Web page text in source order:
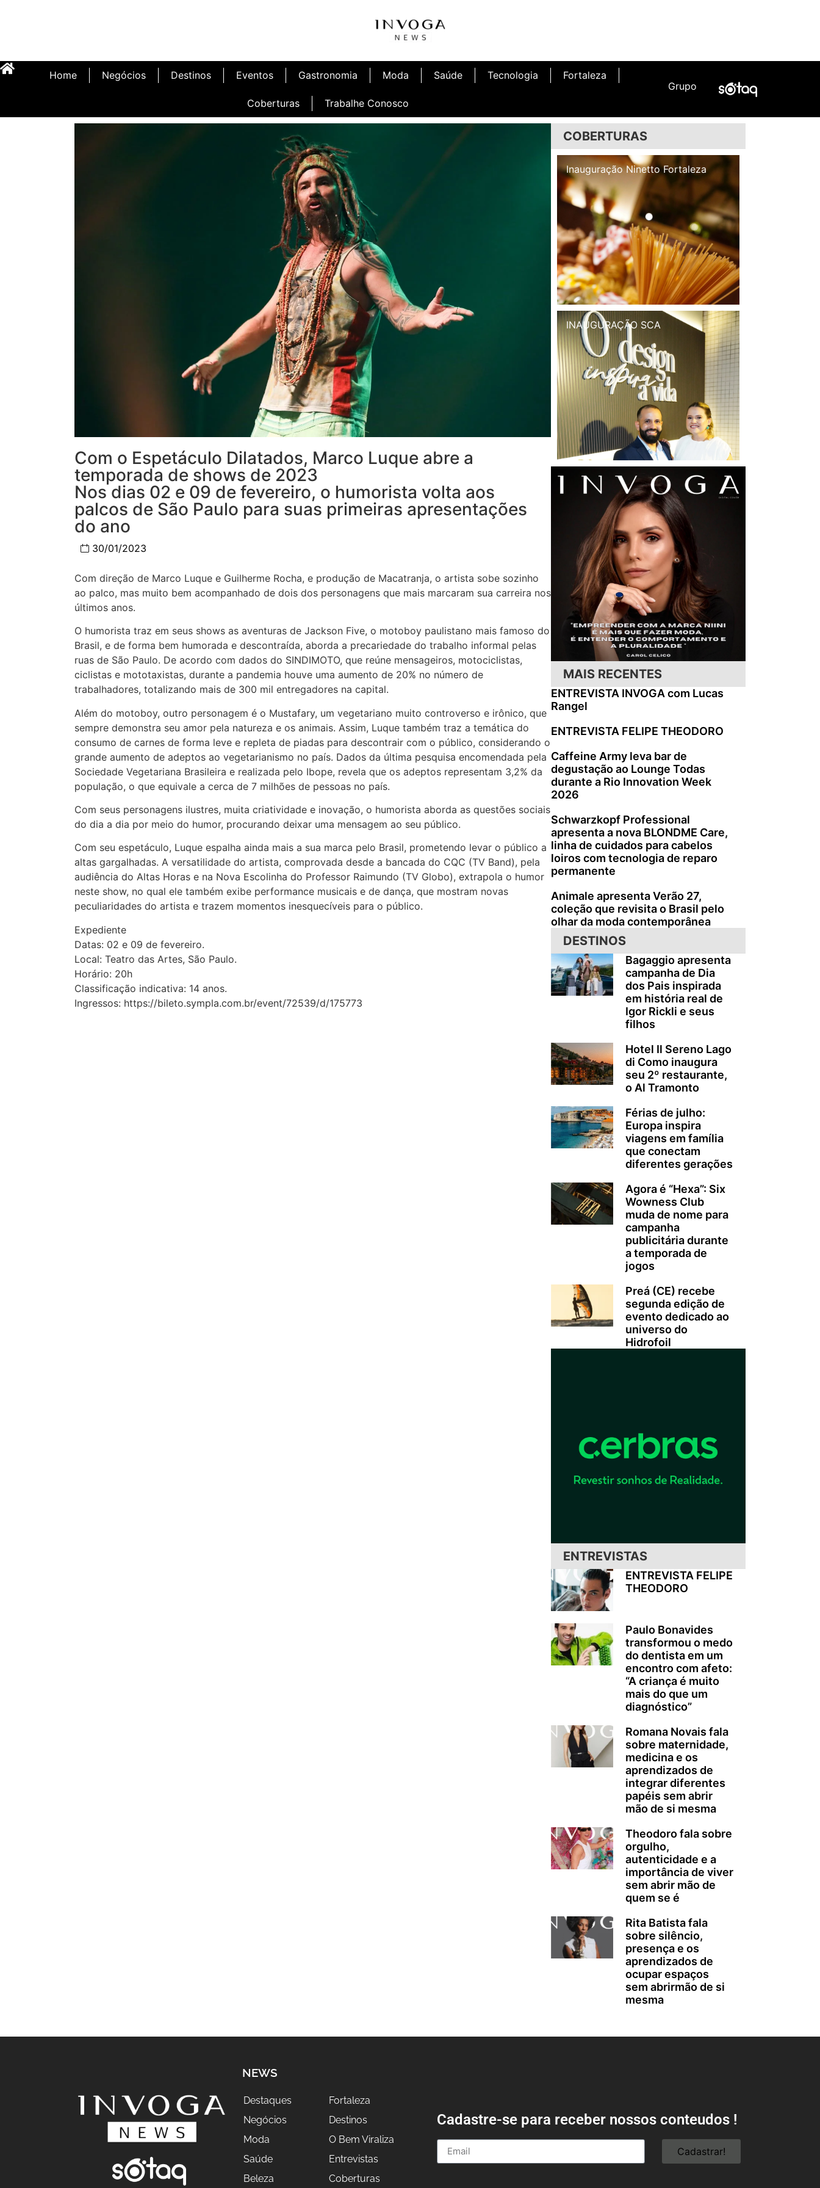
Home Negócios Destinos Eventos Gastronomia Moda Saúde Tecnologia Fortaleza
Coberturas Trabalhe Conosco
Grupo
Com o Espetáculo Dilatados, Marco Luque abre a
temporada de shows de 2023
Nos dias 02 e 09 de fevereiro, o humorista volta aos
palcos de São Paulo para suas primeiras apresentações
do ano
30/01/2023
Com direção de Marco Luque e Guilherme Rocha, e produção de Macatranja, o artista sobe sozinho
ao palco, mas muito bem acompanhado de dois dos personagens que mais marcaram sua carreira nos
últimos anos.
O humorista traz em seus shows as aventuras de Jackson Five, o motoboy paulistano mais famoso do
Brasil, e de forma bem humorada e descontraída, aborda a precariedade do trabalho informal pelas
ruas de São Paulo. De acordo com dados do SINDIMOTO, que reúne mensageiros, motociclistas,
ciclistas e mototaxistas, durante a pandemia houve uma aumento de 20% no número de
trabalhadores, totalizando mais de 300 mil entregadores na capital.
Além do motoboy, outro personagem é o Mustafary, um vegetariano muito controverso e irônico, que
sempre demonstra seu amor pela natureza e os animais. Assim, Luque também traz a temática do
consumo de carnes de forma leve e repleta de piadas para descontrair com o público, considerando o
grande aumento de adeptos ao vegetarianismo no país. Dados da última pesquisa encomendada pela
Sociedade Vegetariana Brasileira e realizada pelo Ibope, revela que os adeptos representam 3,2% da
população, o que equivale a cerca de 7 milhões de pessoas no país.
Com seus personagens ilustres, muita criatividade e inovação, o humorista aborda as questões sociais
do dia a dia por meio do humor, procurando deixar uma mensagem ao seu público.
Com seu espetáculo, Luque espalha ainda mais a sua marca pelo Brasil, prometendo levar o público a
altas gargalhadas. A versatilidade do artista, comprovada desde a bancada do CQC (TV Band), pela
audiência do Altas Horas e na Nova Escolinha do Professor Raimundo (TV Globo), extrapola o humor
neste show, no qual ele também exibe performance musicais e de dança, que mostram novas
peculiaridades do artista e trazem momentos inesquecíveis para o público.
Expediente
Datas: 02 e 09 de fevereiro.
Local: Teatro das Artes, São Paulo.
Horário: 20h
Classificação indicativa: 14 anos.
Ingressos: https://bileto.sympla.com.br/event/72539/d/175773
COBERTURAS
Inauguração Illa Café Inauguração Illa Café
INAUGURAÇÃO SCA
MAIS RECENTES
ENTREVISTA INVOGA com Lucas
Rangel
ENTREVISTA FELIPE THEODORO
Caffeine Army leva bar de
degustação ao Lounge Todas
durante a Rio Innovation Week
2026
Schwarzkopf Professional
apresenta a nova BLONDME Care,
linha de cuidados para cabelos
loiros com tecnologia de reparo
permanente
Animale apresenta Verão 27,
coleção que revisita o Brasil pelo
olhar da moda contemporânea
DESTINOS
Bagaggio apresenta
campanha de Dia
dos Pais inspirada
em história real de
Igor Rickli e seus
filhos
Hotel Il Sereno Lago
di Como inaugura
seu 2º restaurante,
o Al Tramonto
Férias de julho:
Europa inspira
viagens em família
que conectam
diferentes gerações
Agora é “Hexa”: Six
Wowness Club
muda de nome para
campanha
publicitária durante
a temporada de
jogos
Preá (CE) recebe
segunda edição de
evento dedicado ao
universo do
Hidrofoil
ENTREVISTAS
ENTREVISTA FELIPE
THEODORO
Paulo Bonavides
transformou o medo
do dentista em um
encontro com afeto:
“A criança é muito
mais do que um
diagnóstico”
Romana Novais fala
sobre maternidade,
medicina e os
aprendizados de
integrar diferentes
papéis sem abrir
mão de si mesma
Theodoro fala sobre
orgulho,
autenticidade e a
importância de viver
sem abrir mão de
quem se é
Rita Batista fala
sobre silêncio,
presença e os
aprendizados de
ocupar espaços
sem abrirmão de si
mesma
NEWS
Destaques
Negócios
Moda
Saúde
Beleza
Fortaleza
Destinos
O Bem Viraliza
Entrevistas
Coberturas
Cadastre-se para receber nossos conteudos !
Cadastrar!